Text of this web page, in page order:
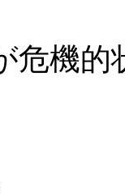
危機